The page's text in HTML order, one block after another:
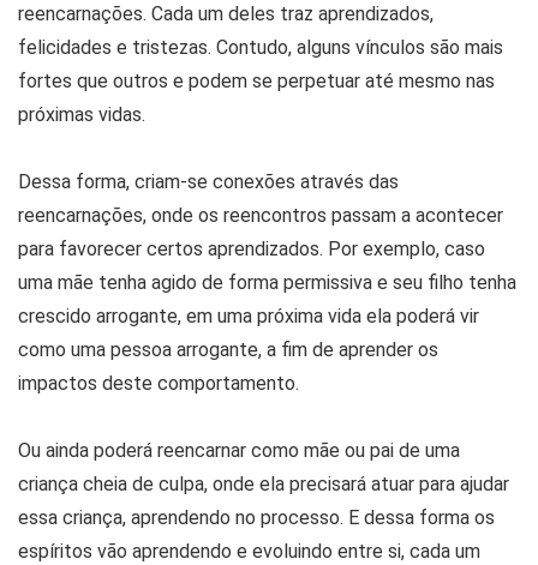
reencarnações. Cada um deles traz aprendizados,
felicidades e tristezas. Contudo, alguns vínculos são mais
fortes que outros e podem se perpetuar até mesmo nas
próximas vidas.
Dessa forma, criam-se conexões através das
reencarnações, onde os reencontros passam a acontecer
para favorecer certos aprendizados. Por exemplo, caso
uma mãe tenha agido de forma permissiva e seu filho tenha
crescido arrogante, em uma próxima vida ela poderá vir
como uma pessoa arrogante, a fim de aprender os
impactos deste comportamento.
Ou ainda poderá reencarnar como mãe ou pai de uma
criança cheia de culpa, onde ela precisará atuar para ajudar
essa criança, aprendendo no processo. E dessa forma os
espíritos vão aprendendo e evoluindo entre si, cada um